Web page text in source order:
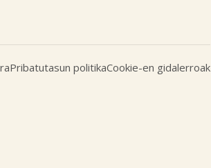
Pribatutasun politikaCookie-en gidalerroak